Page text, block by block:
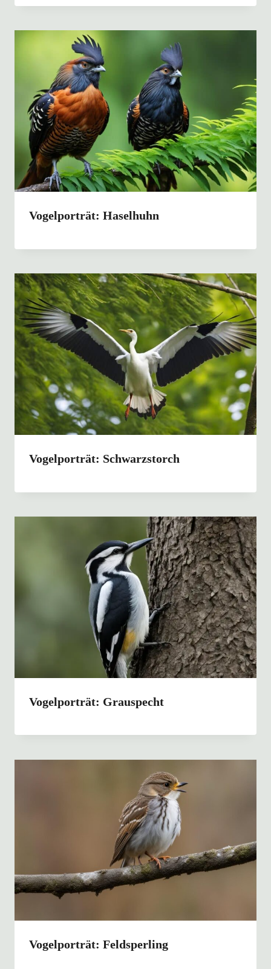
Vogelporträt: Haselhuhn
Vogelporträt: Schwarzstorch
Vogelporträt: Grauspecht
Vogelporträt: Feldsperling